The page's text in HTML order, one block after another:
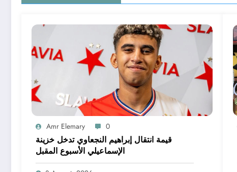
Amr Elemary 0
قيمة انتقال إبراهيم النجعاوي تدخل خزينة
الإسماعيلي الأسبوع المقبل